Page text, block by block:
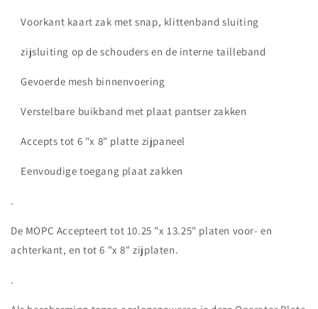
Voorkant kaart zak met snap, klittenband sluiting
zijsluiting op de schouders en de interne tailleband
Gevoerde mesh binnenvoering
Verstelbare buikband met plaat pantser zakken
Accepts tot 6 "x 8" platte zijpaneel
Eenvoudige toegang plaat zakken
.
De MOPC Accepteert tot 10.25 "x 13.25" platen voor- en
achterkant, en tot 6 "x 8" zijplaten.
.